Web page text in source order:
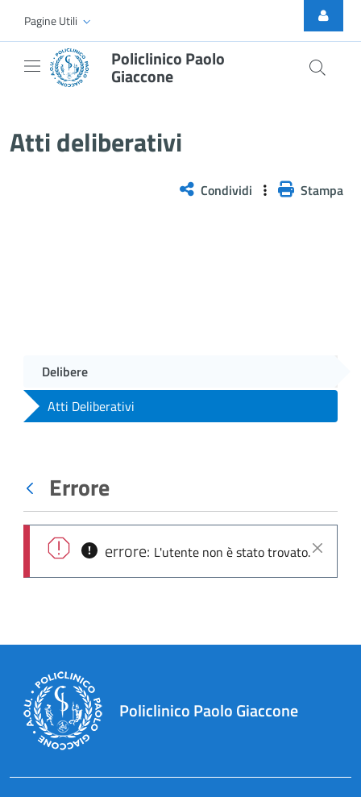
Skip to Main Content
Pagine Utili
Policlinico Paolo
Giaccone
Atti deliberativi
Condividi Stampa
Delibere
Atti Deliberativi
Indietro
Errore
Chiudi
errore: L'utente non è stato trovato.
Policlinico Paolo Giaccone